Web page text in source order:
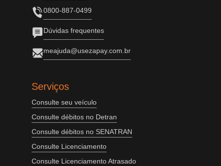
0800-887-0499
Dúvidas frequentes
meajuda@usezapay.com.br
Serviços
Consulte seu veículo
Consulte débitos no Detran
Consulte débitos no SENATRAN
Consulte Licenciamento
Consulte Licenciamento Atrasado